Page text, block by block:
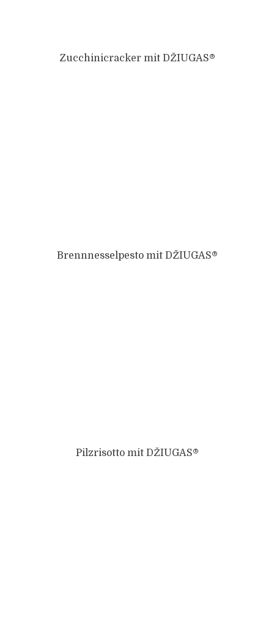
Zucchinicracker mit DŽIUGAS®
Brennnesselpesto mit DŽIUGAS®
Pilzrisotto mit DŽIUGAS®